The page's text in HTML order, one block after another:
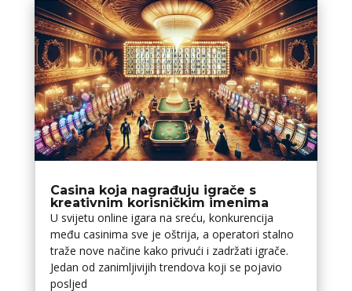
Casina koja nagrađuju igrače s
kreativnim korisničkim imenima
U svijetu online igara na sreću, konkurencija
među casinima sve je oštrija, a operatori stalno
traže nove načine kako privući i zadržati igrače.
Jedan od zanimljivijih trendova koji se pojavio
posljed